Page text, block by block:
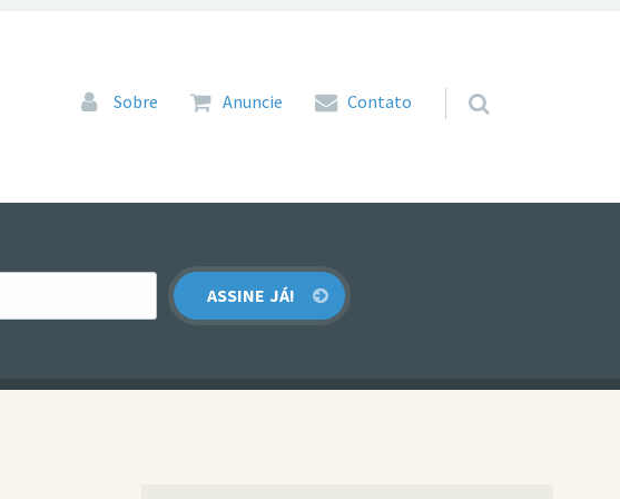
Pular para o conteúdo
Sobre Anuncie Contato